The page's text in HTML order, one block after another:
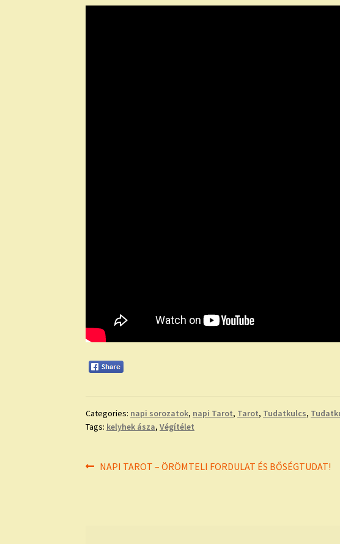
Categories: napi sorozatok, napi Tarot, Tarot, Tudatkulcs,
Tags: kelyhek ásza,Végítélet
Bejegyzés
Previous
NAPI TAROT – ÖRÖMTELI FORDULAT ÉS BŐSÉGTUDAT!